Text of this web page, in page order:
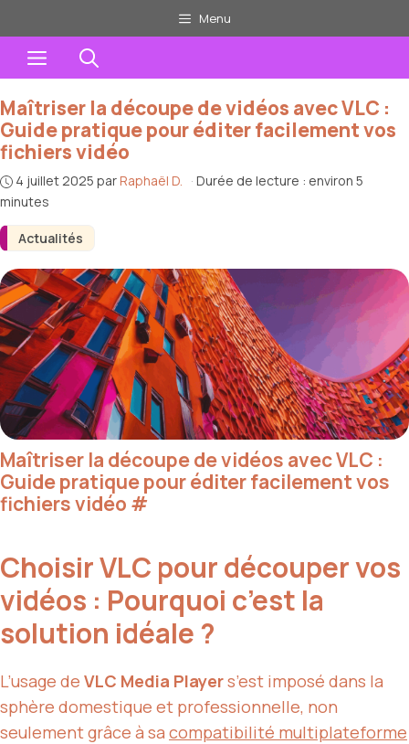
au
contenu
Menu
Menu
Actualités
Maîtriser la découpe de vidéos avec VLC :
Guide pratique pour éditer facilement vos
fichiers vidéo
4 juillet 2025 parRaphaël D. · Durée de lecture : environ 5
minutes
Maîtriser la découpe de vidéos avec VLC :
Guide pratique pour éditer facilement vos
fichiers vidéo #
Choisir VLC pour découper vos
vidéos : Pourquoi c’est la
solution idéale ?
L’usage de VLC Media Players’est imposé dans la
sphère domestique et professionnelle, non
seulement grâce à sa compatibilité multiplateforme